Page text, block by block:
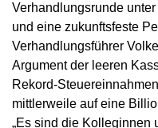
Verhandlungsrunde
und eine zukunftsfeste
Verhandlungsführer
Argument der leeren
Rekord-
mittlerweile auf eine
„Es sind die Kolleginnen